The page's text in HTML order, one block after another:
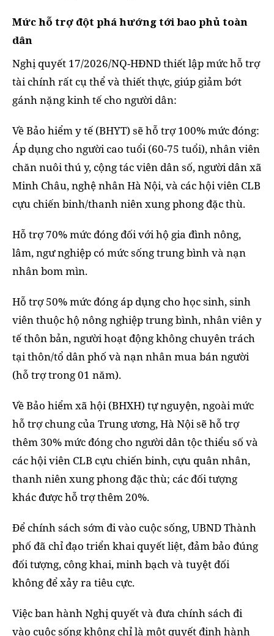
Mức hỗ trợ đột phá hướng tới bao phủ toàn
dân
Nghị quyết 17/2026/NQ-HĐND thiết lập mức hỗ trợ
tài chính rất cụ thể và thiết thực, giúp giảm bớt
gánh nặng kinh tế cho người dân:
Về Bảo hiểm y tế (BHYT) sẽ hỗ trợ 100% mức đóng:
Áp dụng cho người cao tuổi (60-75 tuổi), nhân viên
chăn nuôi thú y, cộng tác viên dân số, người dân xã
Minh Châu, nghệ nhân Hà Nội, và các hội viên CLB
cựu chiến binh/thanh niên xung phong đặc thù.
Hỗ trợ 70% mức đóng đối với hộ gia đình nông,
lâm, ngư nghiệp có mức sống trung bình và nạn
nhân bom mìn.
Hỗ trợ 50% mức đóng áp dụng cho học sinh, sinh
viên thuộc hộ nông nghiệp trung bình, nhân viên y
tế thôn bản, người hoạt động không chuyên trách
tại thôn/tổ dân phố và nạn nhân mua bán người
(hỗ trợ trong 01 năm).
Về Bảo hiểm xã hội (BHXH) tự nguyện, ngoài mức
hỗ trợ chung của Trung ương, Hà Nội sẽ hỗ trợ
thêm 30% mức đóng cho người dân tộc thiểu số và
các hội viên CLB cựu chiến binh, cựu quân nhân,
thanh niên xung phong đặc thù; các đối tượng
khác được hỗ trợ thêm 20%.
Để chính sách sớm đi vào cuộc sống, UBND Thành
phố đã chỉ đạo triển khai quyết liệt, đảm bảo đúng
đối tượng, công khai, minh bạch và tuyệt đối
không để xảy ra tiêu cực.
Việc ban hành Nghị quyết và đưa chính sách đi
vào cuộc sống không chỉ là một quyết định hành